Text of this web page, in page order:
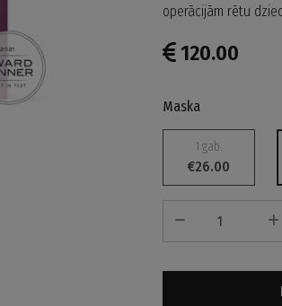
operācijām rētu
120.00
Maska
1 gab.
€26.00